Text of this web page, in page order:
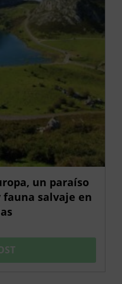
un paraíso
fauna salvaje en